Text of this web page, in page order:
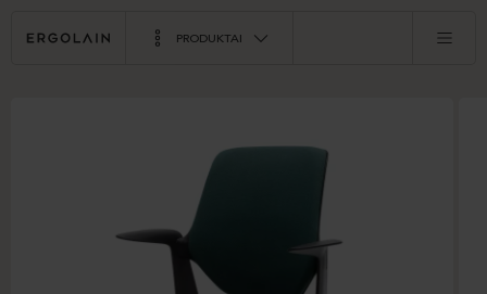
PRODUKTAI